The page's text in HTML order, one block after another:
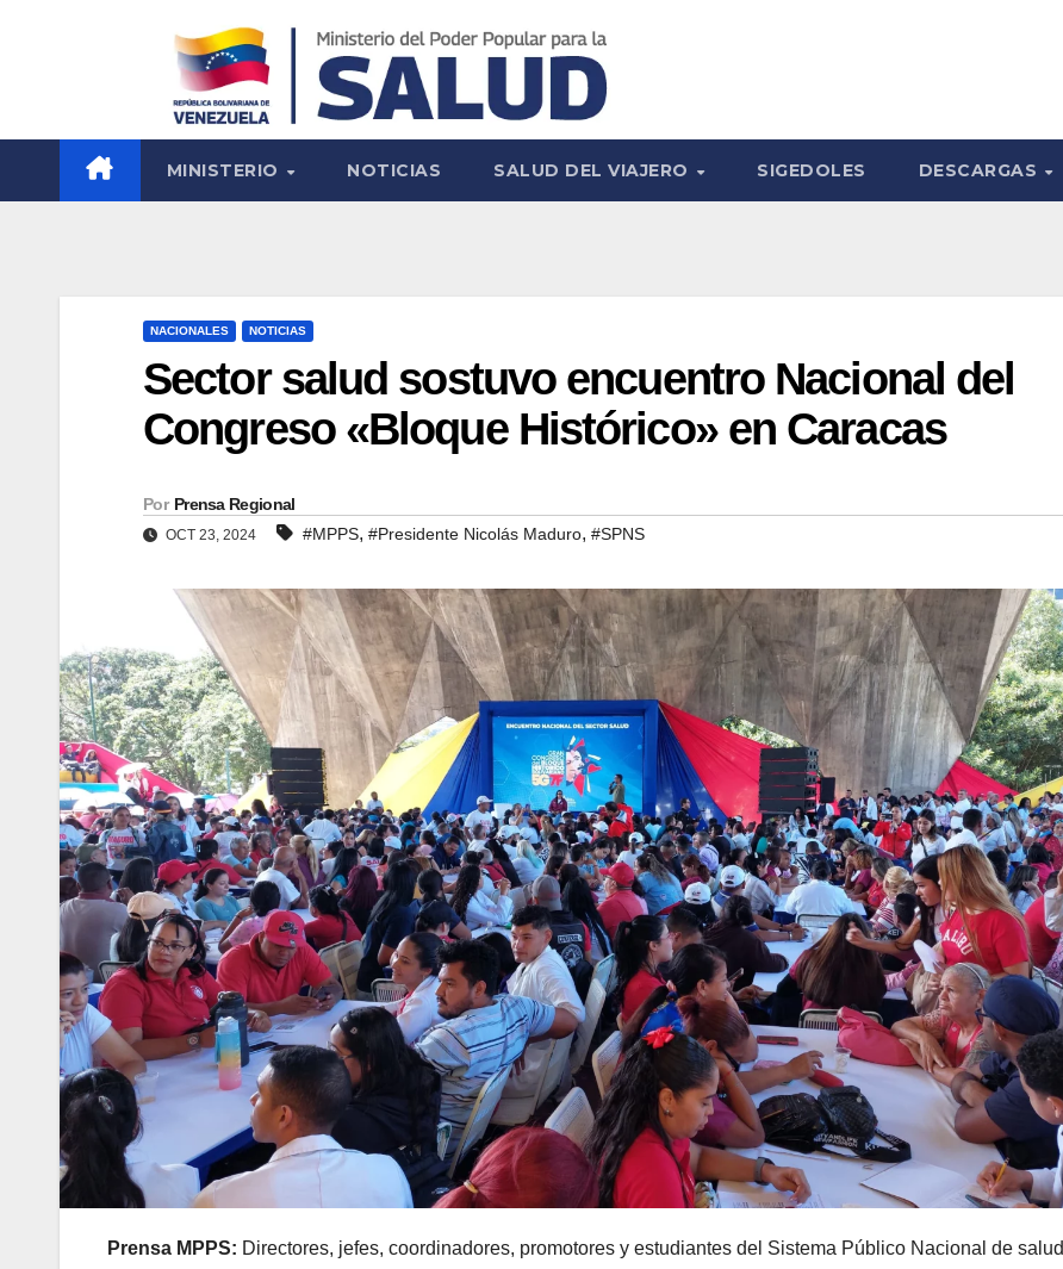
MINISTERIO NOTICIAS SALUD DEL VIAJERO SIGEDOLES DESCARGAS
NACIONALES NOTICIAS
Sector salud sostuvo encuentro Nacional del
Congreso «Bloque Histórico» en Caracas
Por Prensa Regional
OCT 23, 2024 #MPPS, #Presidente Nicolás Maduro, #SPNS
Prensa MPPS: Directores, jefes, coordinadores, promotores y estudiantes del Sistema Público Nacional de salud